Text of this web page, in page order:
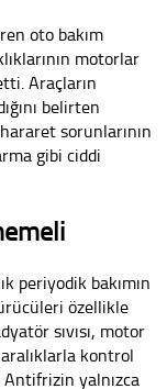
oto bakım
motorlar
Araçların
belirten
sorunlarının
gibi ciddi
periyodik bakımın
özellikle
sıvısı, motor
kontrol
Antifrizin yalnızca